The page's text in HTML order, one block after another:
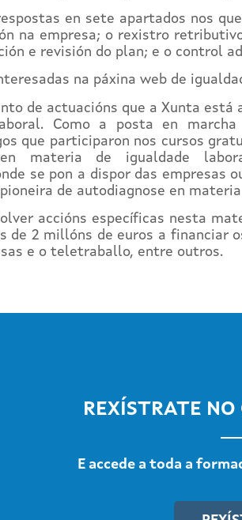
en sete apartados nos
na empresa; o rexistro
e revisión do plan; e o control
na páxina web de
de actuacións que a Xunta
Como a posta en
que participaron nos cursos
en materia de igualdade
se pon a dispor das empresas
de autodiagnose en
accións específicas nesta
de 2 millóns de euros a financiar
e o teletraballo, entre outros.
REXÍSTRATE
E accede a toda a